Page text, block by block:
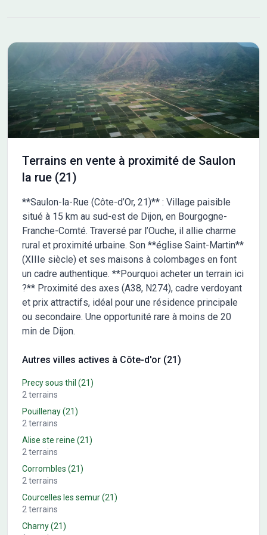
les environs, notamment des écoles maternelles, élémentaires,
primaires ainsi qu'un collège. Vous trouverez également des
commerces à proximité. NOUS CONTACTER Ce terrain est
vendu par un partenaire de Maisons France Confort Melun au
prix de 99 000 euros. Pour plus d'informations et découvrir ce
terrain, n'hésitez pas à contacter Franck ALANOE au 06-27-23-
96-64. Il vous accompagnera dans votre projet de construction.
Terrains en vente à proximité de Saulon
la rue (21)
**Saulon-la-Rue (Côte-d’Or, 21)** : Village paisible
situé à 15 km au sud-est de Dijon, en Bourgogne-
Franche-Comté. Traversé par l’Ouche, il allie charme
rural et proximité urbaine. Son **église Saint-Martin**
(XIIIe siècle) et ses maisons à colombages en font
un cadre authentique. **Pourquoi acheter un terrain ici
?** Proximité des axes (A38, N274), cadre verdoyant
et prix attractifs, idéal pour une résidence principale
ou secondaire. Une opportunité rare à moins de 20
min de Dijon.
Autres villes actives à Côte-d'or (21)
Precy sous thil (21)
2 terrains
Pouillenay(21)
2 terrains
Alise ste reine (21)
2 terrains
Corrombles (21)
2 terrains
Courcelles les semur(21)
2 terrains
Charny(21)